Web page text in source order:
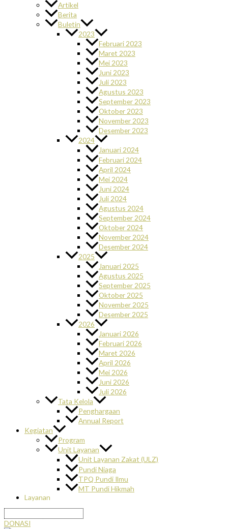
Artikel
Berita
Buletin
2023
Februari 2023
Maret 2023
Mei 2023
Juni 2023
Juli 2023
Agustus 2023
September 2023
Oktober 2023
November 2023
Desember 2023
2024
Januari 2024
Februari 2024
April 2024
Mei 2024
Juni 2024
Juli 2024
Agustus 2024
September 2024
Oktober 2024
November 2024
Desember 2024
2025
Januari 2025
Agustus 2025
September 2025
Oktober 2025
November 2025
Desember 2025
2026
Januari 2026
Februari 2026
Maret 2026
April 2026
Mei 2026
Juni 2026
Juli 2026
Tata Kelola
Penghargaan
Annual Report
Kegiatan
Program
Unit Layanan
Unit Layanan Zakat (ULZ)
Pundi Niaga
TPQ Pundi Ilmu
MT Pundi Hikmah
Layanan
DONASI